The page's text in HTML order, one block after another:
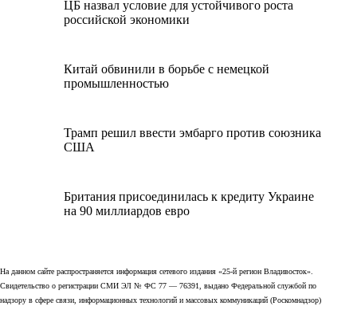
ЦБ назвал условие для устойчивого роста
российской экономики
Китай обвинили в борьбе с немецкой
промышленностью
Трамп решил ввести эмбарго против союзника
США
Британия присоединилась к кредиту Украине
на 90 миллиардов евро
На данном сайте распространяется информация сетевого издания «25-й регион Владивосток».
Свидетельство о регистрации СМИ ЭЛ № ФС 77 — 76391, выдано Федеральной службой по
надзору в сфере связи, информационных технологий и массовых коммуникаций (Роскомнадзор)